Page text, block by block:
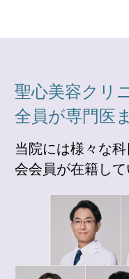
聖心美容クリ
全員が専門医
当院には様々な
会会員が在籍して